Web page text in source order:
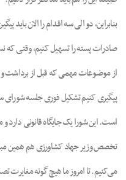
بنابراین، دو الی سه اقدام را الان
صادرات پسته را تسهیل کنیم، وقتی که
از موضوعات مهمی که قبل از برداشت و
پیگیری کنیم تشکیل فوری جلسه
است. این شورا یک جایگاه قانونی
تخصص وزیر جهاد کشاورزی هم همین
می‌کنیم. تا امروز ما هیچ گونه